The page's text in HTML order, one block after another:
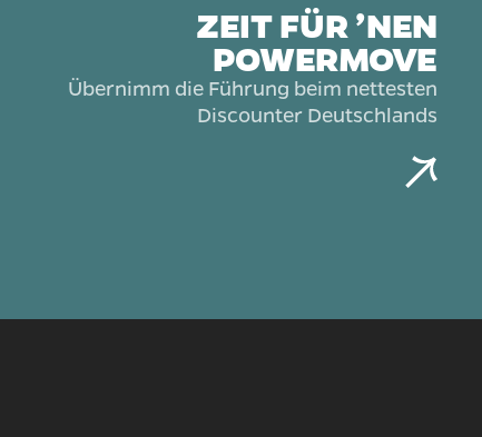
ZEIT FÜR ’NEN
POWERMOVE
Übernimm die Führung beim nettesten
Discounter Deutschlands